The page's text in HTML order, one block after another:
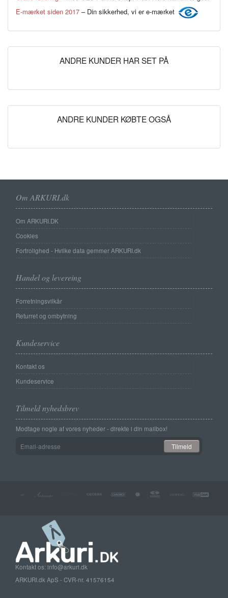
E-mærket siden 2017 – Din sikkerhed, vi er e-mærket
ANDRE KUNDER HAR SET PÅ
ANDRE KUNDER KØBTE OGSÅ
Om ARKURI.dk
Om ARKURI.DK
Cookies
Fortrolighed - Hvilke data gemmer ARKURI.dk
Handel og levereing
Forretningsvilkår
Returret og ombytning
Kundeservice
Kontakt os
Kundeservice
Tilmeld nyhedsbrev
Modtage nogle af vores nyheder - direkte i din mailbox!
adresse
Tilmeld
Kontakt os: info@arkuri.dk
ARKURI.dk ApS - CVR-nr. 41576154